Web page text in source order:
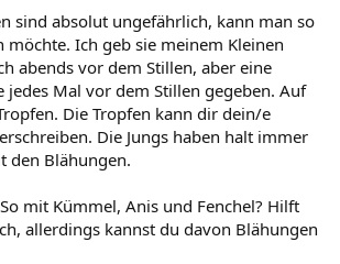
sind absolut ungefährlich, kann man so
möchte. Ich geb sie meinem Kleinen
abends vor dem Stillen, aber eine
jedes Mal vor dem Stillen gegeben. Auf
Die Tropfen kann dir dein/e
Die Jungs haben halt immer
den Blähungen.
mit Kümmel, Anis und Fenchel? Hilft
allerdings kannst du davon Blähungen